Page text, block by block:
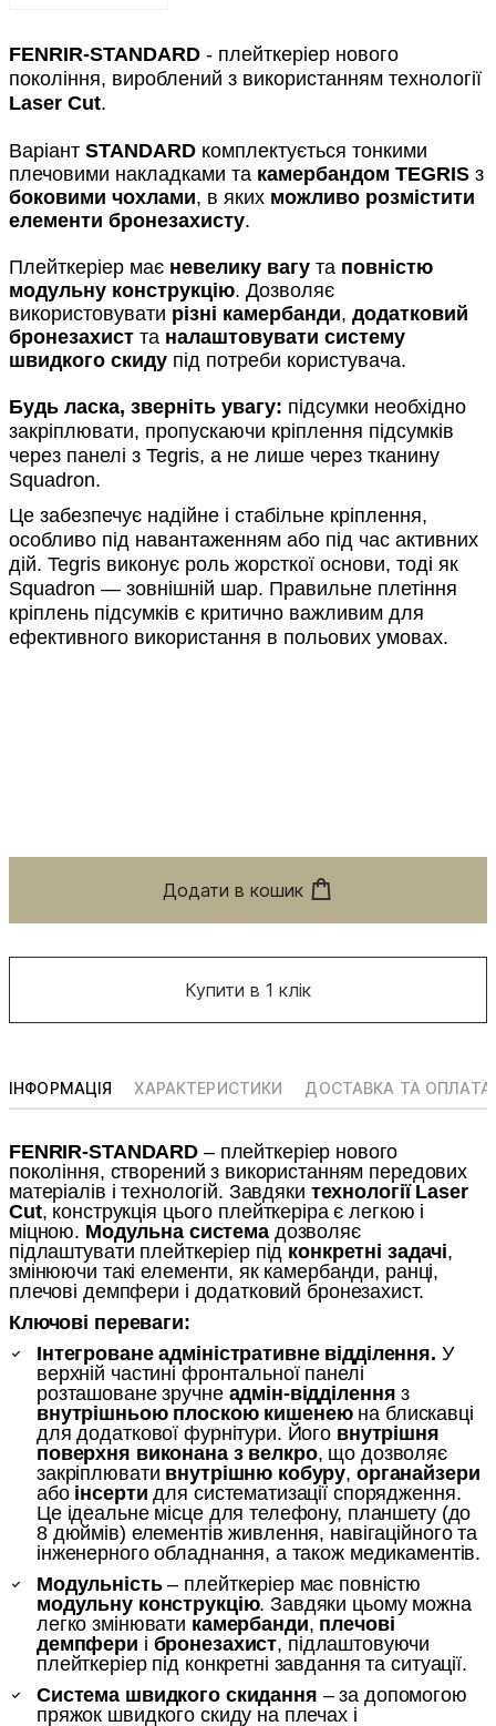
FENRIR-STANDARD - плейткеріер нового
покоління, вироблений з використанням технології
Laser Cut.
Варіант STANDARD комплектується тонкими
плечовими накладками та камербандом TEGRIS з
боковими чохлами, в яких можливо розмістити
елементи бронезахисту.
Плейткеріер має невелику вагу та повністю
модульну конструкцію. Дозволяє
використовувати різні камербанди, додатковий
бронезахист та налаштовувати систему
швидкого скиду під потреби користувача.
Будь ласка, зверніть увагу: підсумки необхідно
закріплювати, пропускаючи кріплення підсумків
через панелі з Tegris, а не лише через тканину
Squadron.
Це забезпечує надійне і стабільне кріплення,
особливо під навантаженням або під час активних
дій. Tegris виконує роль жорсткої основи, тоді як
Squadron — зовнішній шар. Правильне плетіння
кріплень підсумків є критично важливим для
ефективного використання в польових умовах.
Додати в кошик
Купити в 1 клік
ІНФОРМАЦІЯ ХАРАКТЕРИСТИКИ ДОСТАВКА ТА ОПЛАТА
FENRIR-STANDARD – плейткеріер нового
покоління, створений з використанням передових
матеріалів і технологій. Завдяки технології Laser
Cut, конструкція цього плейткеріра є легкою і
міцною. Модульна системадозволяє
підлаштувати плейткеріер під конкретні задачі,
змінюючи такі елементи, як камербанди, ранці,
плечові демпфери і додатковий бронезахист.
Ключові переваги:
Інтегроване адміністративне відділення. У
верхній частині фронтальної панелі
розташоване зручне адмін-відділення з
внутрішньою плоскою кишенеюна блискавці
для додаткової фурнітури. Його внутрішня
поверхня виконана з велкро, що дозволяє
закріплювати внутрішню кобуру, органайзери
або інсерти для систематизації спорядження.
Це ідеальне місце для телефону, планшету (до
8 дюймів) елементів живлення, навігаційного та
інженерного обладнання, а також медикаментів.
Модульність– плейткеріер має повністю
модульну конструкцію. Завдяки цьому можна
легко змінювати камербанди, плечові
демпфери і бронезахист, підлаштовуючи
плейткеріер під конкретні завдання та ситуації.
Система швидкого скидання – за допомогою
пряжок швидкого скиду на плечах і